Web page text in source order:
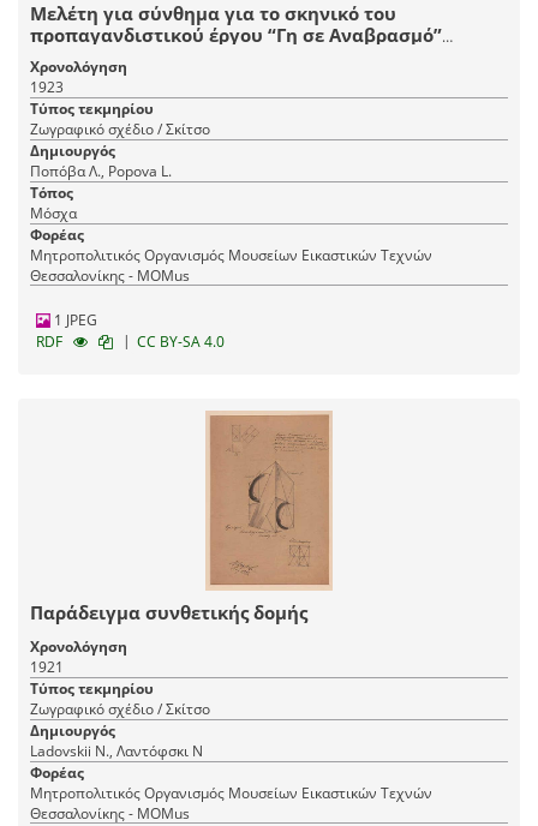
Μελέτη για σύνθημα για το σκηνικό του
προπαγανδιστικού έργου “Γη σε Αναβρασμό”
βασισμένου στη “Νύχτα” του Μαρσέλ Μαρτίν σε
μετάφραση του Σεργκέι Γκοροντέτσκι και επιμέλεια
του Σεργκέι Τρετιακόφ και σκηνοθεσία του
Βσέβολοντ Μέγιερχολντ, GosTIM, Μόσχα
Χρονολόγηση
1923
Τύπος τεκμηρίου
Ζωγραφικό σχέδιο / Σκίτσο
Δημιουργός
Ποπόβα Λ., Popova L.
Τόπος
Μόσχα
Φορέας
Μητροπολιτικός Οργανισμός Μουσείων Εικαστικών Τεχνών
Θεσσαλονίκης - MOMus
1 JPEG
RDF
| CC BY-SA 4.0
Παράδειγμα συνθετικής δομής
Χρονολόγηση
1921
Τύπος τεκμηρίου
Ζωγραφικό σχέδιο / Σκίτσο
Δημιουργός
Ladovskii N., Λαντόφσκι Ν
Φορέας
Μητροπολιτικός Οργανισμός Μουσείων Εικαστικών Τεχνών
Θεσσαλονίκης - MOMus